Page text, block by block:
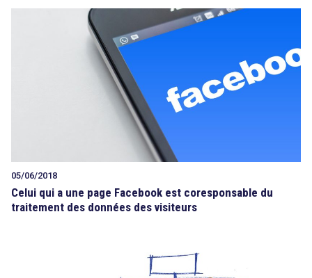
05/06/2018
Celui qui a une page Facebook est coresponsable du
traitement des données des visiteurs